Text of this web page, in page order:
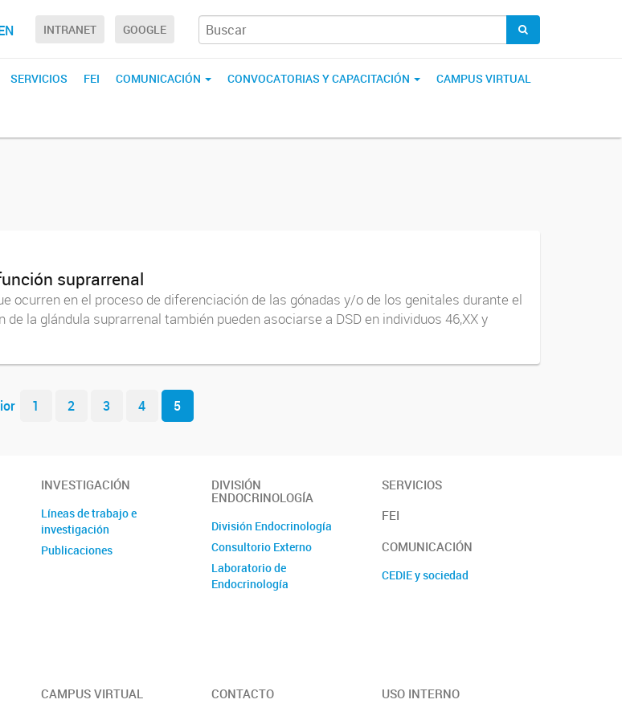
INTRANET GOOGLE
SERVICIOS FEI COMUNICACIÓN CONVOCATORIAS Y CAPACITACIÓN CAMPUS VIRTUAL
suprarrenal
ocurren en el proceso de diferenciación de las gónadas y/o de los genitales durante el
la glándula suprarrenal también pueden asociarse a DSD en individuos 46,XX y
1 2 3 4 5
INVESTIGACIÓN
Líneas de trabajo e
investigación
Publicaciones
DIVISIÓN
ENDOCRINOLOGÍA
División Endocrinología
Consultorio Externo
Laboratorio de
Endocrinología
SERVICIOS
FEI
COMUNICACIÓN
CEDIE y sociedad
CAMPUS VIRTUAL CONTACTO
USO INTERNO